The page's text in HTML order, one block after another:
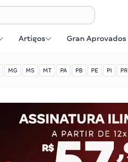
Artigos Gran Aprovados
MG MS MT PA PB PE PI PR